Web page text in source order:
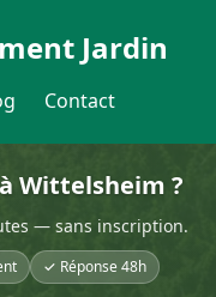
Jardin
Contact
Wittelsheim ?
— sans inscription.
✓ Réponse 48h